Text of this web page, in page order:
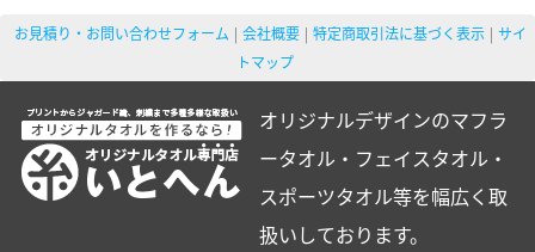
お見積り・お問い合わせフォーム 会社概要 特定商取引法に基づく表示
サイ
トマップ
オリジナルデザインのマフラ
ータオル・フェイスタオル・
スポーツタオル等を幅広く取
扱いしております。